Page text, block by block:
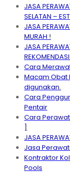
JASA
SELATAN –
JASA
MURAH !
JASA
Cara
Macam Obat
digunakan.
Cara
Pentair
Cara
]
JASA
Jasa
Kontraktor
Pools